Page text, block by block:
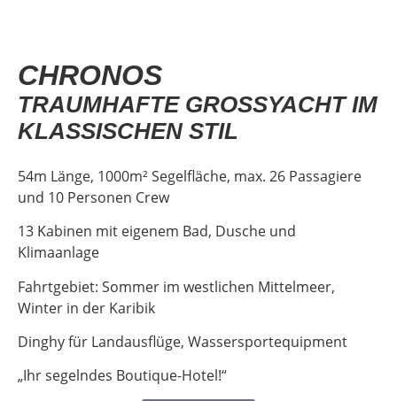
CHRONOS
TRAUMHAFTE GROSSYACHT IM K
LASSISCHEN STIL
54m Länge, 1000m² Segelfläche, max. 26 Passagiere
und 10 Personen Crew
13 Kabinen mit eigenem Bad, Dusche und
Klimaanlage
Fahrtgebiet: Sommer im westlichen Mittelmeer,
Winter in der Karibik
Dinghy für Landausflüge, Wassersportequipment
„Ihr segelndes Boutique-Hotel!“